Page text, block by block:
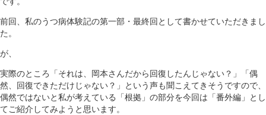
前回、私のうつ病体験記の第一部・最終回として書かせていただきまし
た。
が、
実際のところ「それは、岡本さんだから回復したんじゃない？」「偶
然、回復できただけじゃない？」という声も聞こえてきそうですので、
偶然ではないと私が考えている「根拠」の部分を今回は「番外編」とし
てご紹介してみようと思います。